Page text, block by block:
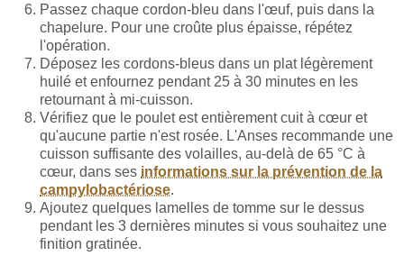
Passez chaque cordon-bleu dans l'œuf, puis dans la
chapelure. Pour une croûte plus épaisse, répétez
l'opération.
Déposez les cordons-bleus dans un plat légèrement
huilé et enfournez pendant 25 à 30 minutes en les
retournant à mi-cuisson.
Vérifiez que le poulet est entièrement cuit à cœur et
qu'aucune partie n'est rosée. L'Anses recommande une
cuisson suffisante des volailles, au-delà de 65 °C à
cœur, dans ses informations sur la prévention de la
campylobactériose.
Ajoutez quelques lamelles de tomme sur le dessus
pendant les 3 dernières minutes si vous souhaitez une
finition gratinée.